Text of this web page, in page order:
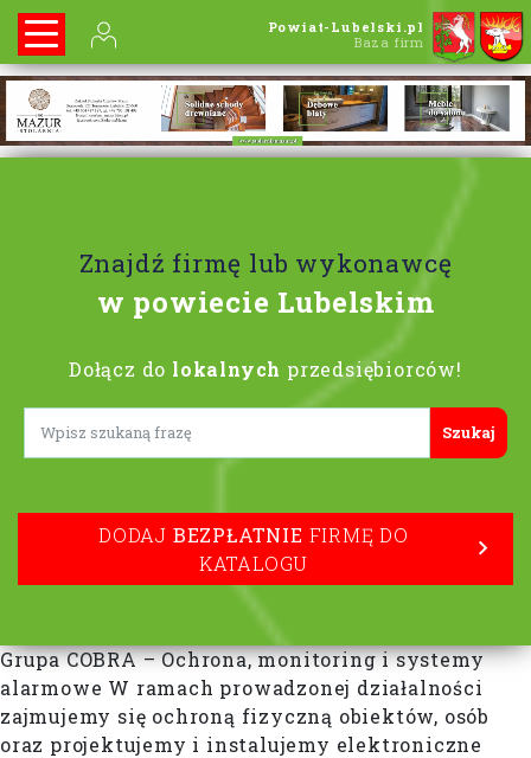
Powiat-Lubelski.pl
Baza firm
Znajdź firmę lub wykonawcę
w powiecie Lubelskim
Dołącz do lokalnych przedsiębiorców!
DODAJ BEZPŁATNIE FIRMĘ DO
KATALOGU
Grupa COBRA – Ochrona, monitoring i systemy
alarmowe W ramach prowadzonej działalności
zajmujemy się ochroną fizyczną obiektów, osób
oraz projektujemy i instalujemy elektroniczne